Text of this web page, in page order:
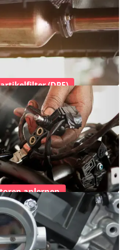
(DPF)
anlernen